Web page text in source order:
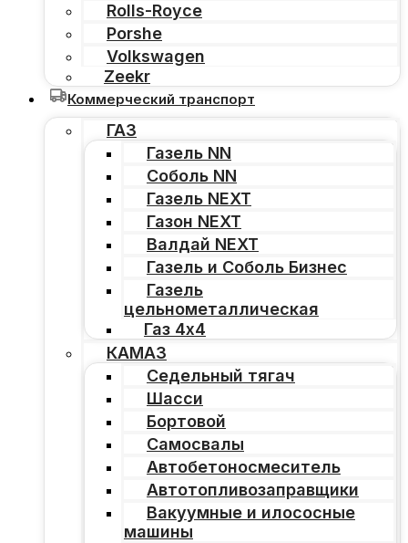
Rolls-Royce
Porshe
Volkswagen
Zeekr
Коммерческий транспорт
ГАЗ
Газель NN
Соболь NN
Газель NEXT
Газон NEXT
Валдай NEXT
Газель и Соболь Бизнес
Газель
цельнометаллическая
Газ 4х4
КАМАЗ
Седельный тягач
Шасси
Бортовой
Самосвалы
Автобетоносмеситель
Автотопливозаправщики
Вакуумные и илососные
машины